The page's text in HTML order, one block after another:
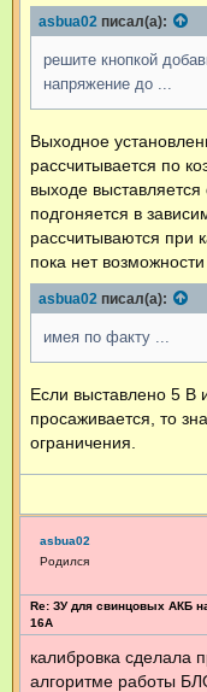
asbua02 писал(а):
решите кнопкой
напряжение до ...
Выходное
рассчитывается по
выходе выставляется
подгоняется в
рассчитываются при
пока нет
asbua02 писал(а):
имея по факту ...
Если выставлено 5 В
просаживается, то
ограничения.
asbua02
Родился
Re: ЗУ для свинцовых АКБ
16А
калибровка сделала
алгоритме работы